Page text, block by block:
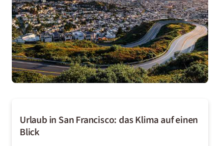
Urlaub in San Francisco: das Klima auf einen
Blick